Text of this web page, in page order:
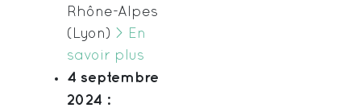
Rhône-Alpes
(Lyon) > En
savoir plus
4 septembre
2024 :